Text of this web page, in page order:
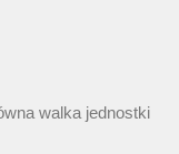
walka jednostki